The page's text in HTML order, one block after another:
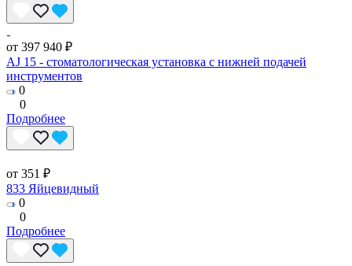
от 397 940 ₽
AJ 15 - стоматологическая установка с нижней подачей
инструментов
0
0
Подробнее
от 351 ₽
833 Яйцевидный
0
0
Подробнее